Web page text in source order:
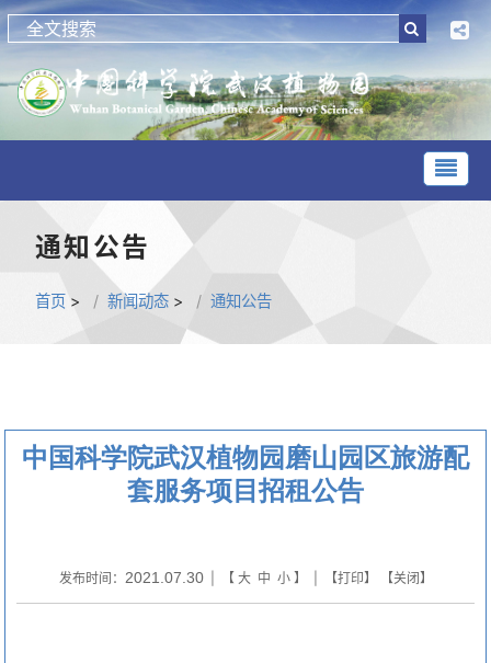
通知公告
首页 > 新闻动态 > 通知公告
中国科学院武汉植物园磨山园区旅游配
套服务项目招租公告
发布时间： 2021.07.30| 【 大 中 小】 | 【打印】 【关闭】